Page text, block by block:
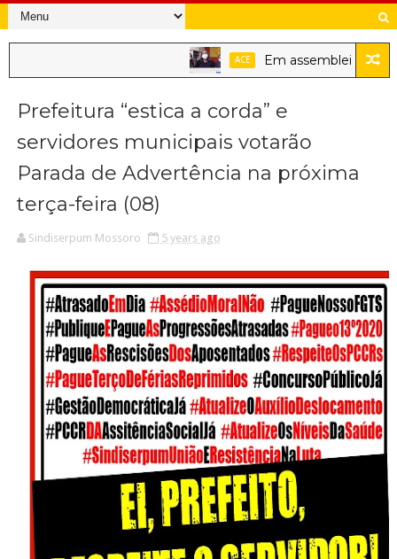
ACE Em assembleia,
Prefeitura “estica a corda” e
servidores municipais votarão
Parada de Advertência na próxima
terça-feira (08)
Sindiserpum Mossoro 5 years ago